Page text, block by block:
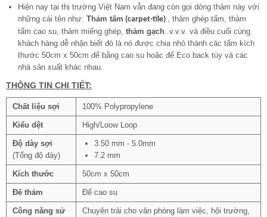
Hiện nay tại thị trường Việt Nam vẫn đang còn gọi dòng thảm này với
những cái tên như: Thảm tấm (carpet-tile)
, thảm ghép tấm, thảm
tấm cao su, thảm miếng ghép, thảm gạch ..v.v.v. và điều cuối cùng
khách hàng dễ nhận biết đó là nó được chia nhỏ thành các tấm kích
thước 50cm x 50cm đế bằng cao su hoặc đế Eco back tùy và các
nhà sản xuất khác nhau.
THÔNG TIN CHI TIẾT:
Chất liệu sợi 100% Polypropylene
Kiểu dệt High/Loow Loop
Độ dày sợi
(Tổng độ dày)
3.50 mm - 5.0mm
7.2 mm
Kích thước 50cm x 50cm
Đế thảm Đế cao su
Công năng sử
Chuyên trải cho văn phòng làm việc, hội trường,